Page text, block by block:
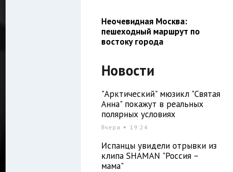
Неочевидная Москва:
пешеходный маршрут по
востоку города
Новости
"Арктический" мюзикл "Святая
Анна" покажут в реальных
полярных условиях
Вчера 19:24
Испанцы увидели отрывки из
клипа SHAMAN "Россия –
мама"